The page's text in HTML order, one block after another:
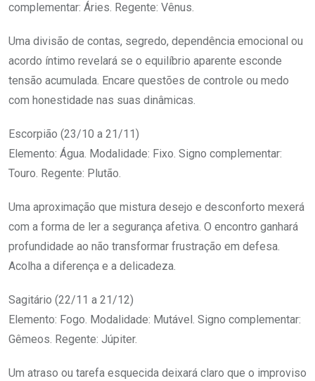
complementar: Áries. Regente: Vênus.
Uma divisão de contas, segredo, dependência emocional ou
acordo íntimo revelará se o equilíbrio aparente esconde
tensão acumulada. Encare questões de controle ou medo
com honestidade nas suas dinâmicas.
Escorpião (23/10 a 21/11)
Elemento: Água. Modalidade: Fixo. Signo complementar:
Touro. Regente: Plutão.
Uma aproximação que mistura desejo e desconforto mexerá
com a forma de ler a segurança afetiva. O encontro ganhará
profundidade ao não transformar frustração em defesa.
Acolha a diferença e a delicadeza.
Sagitário (22/11 a 21/12)
Elemento: Fogo. Modalidade: Mutável. Signo complementar:
Gêmeos. Regente: Júpiter.
Um atraso ou tarefa esquecida deixará claro que o improviso